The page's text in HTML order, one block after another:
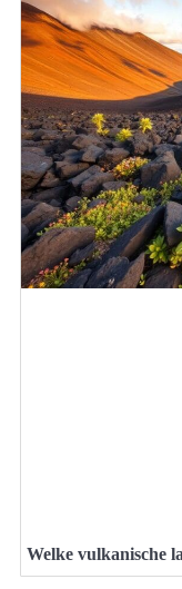
Welke vulkanische